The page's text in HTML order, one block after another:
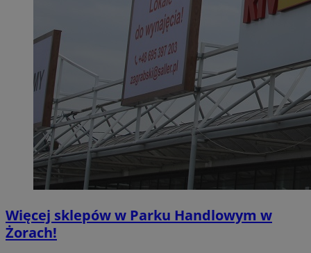
Więcej sklepów w Parku Handlowym w
Żorach!